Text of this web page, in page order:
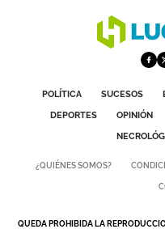
POLÍTICA SUCESOS
DEPORTES
OPINIÓN
¿QUIÉNES SOMOS?
QUEDA PROHIBIDA LA